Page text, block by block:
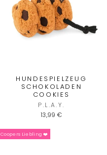
HUNDESPIELZEUG
SCHOKOLADEN
COOKIES
P.L.A.Y.
13,99 €
Coopers Liebling ❤️